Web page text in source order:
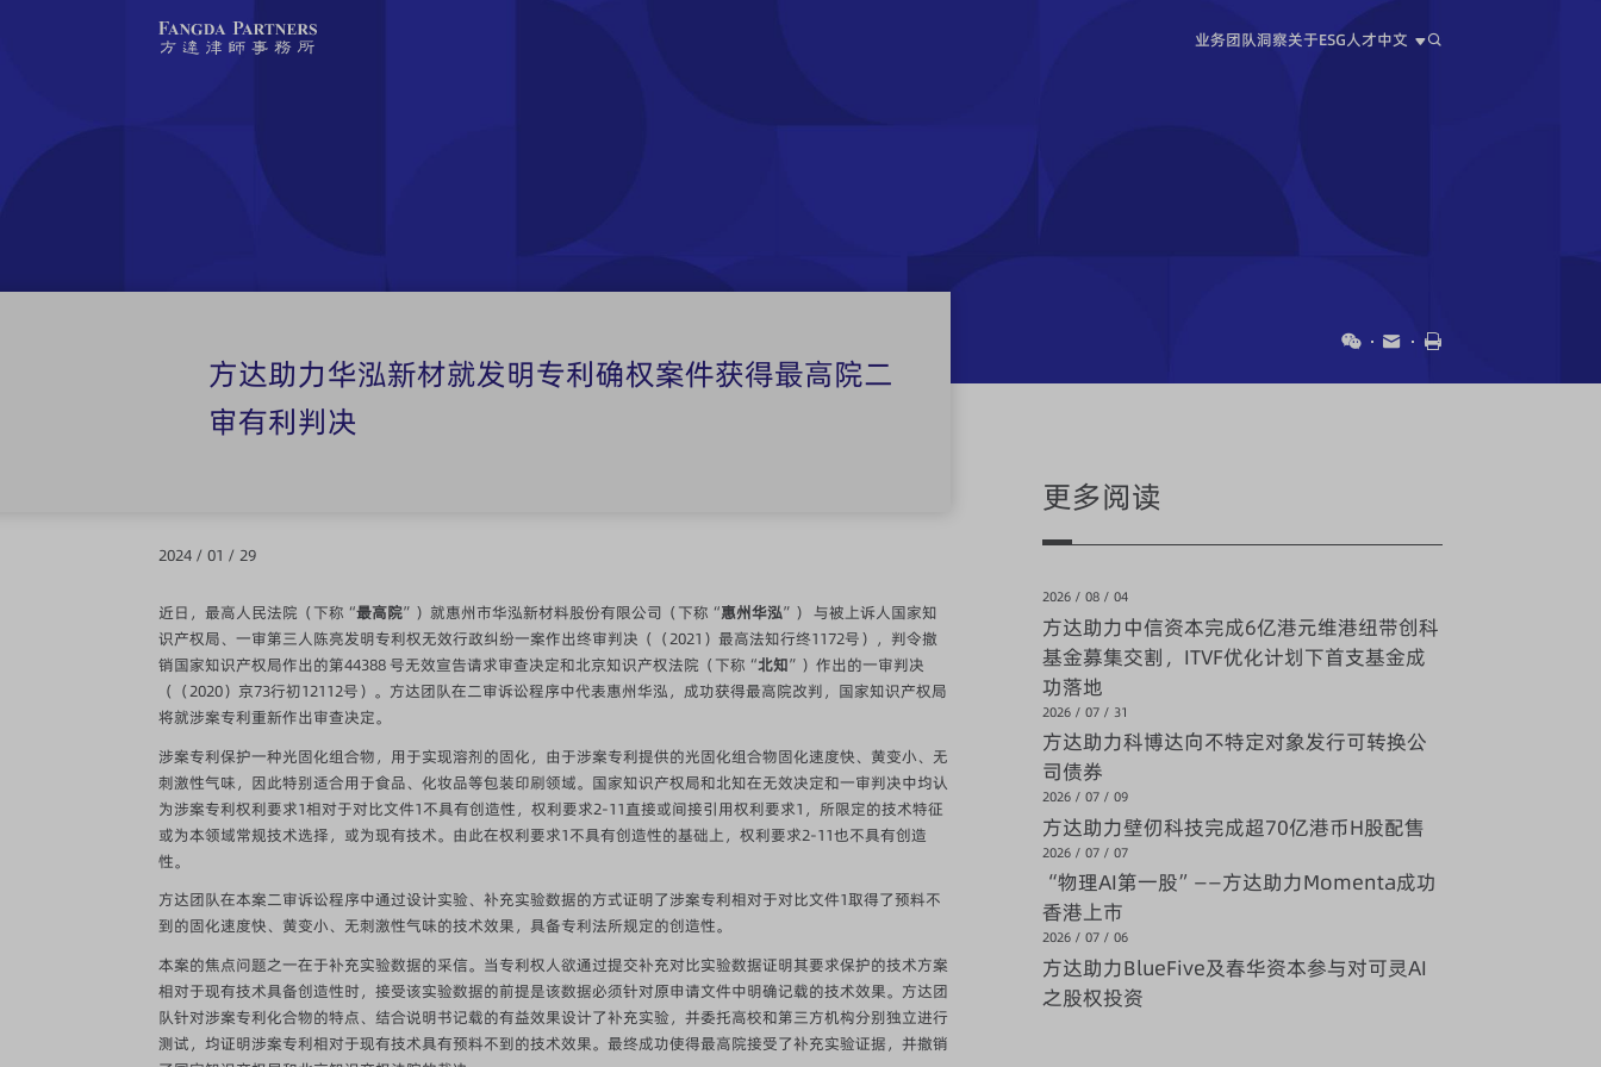
业务团队洞察关于ESG人才中文
方达助力华泓新材就发明专利确权案件获得最高院二
审有利判决
2024 / 01 / 29
近日，最高人民法院（下称“最高院”）就惠州市华泓新材料股份有限公司（下称“惠州华泓”） 与被上诉人国家知
识产权局、一审第三人陈亮发明专利权无效行政纠纷一案作出终审判决（（2021）最高法知行终1172号），判令撤
销国家知识产权局作出的第44388 号无效宣告请求审查决定和北京知识产权法院（下称“北知”）作出的一审判决
（（2020）京73行初12112号）。方达团队在二审诉讼程序中代表惠州华泓，成功获得最高院改判，国家知识产权局
将就涉案专利重新作出审查决定。
涉案专利保护一种光固化组合物，用于实现溶剂的固化，由于涉案专利提供的光固化组合物固化速度快、黄变小、无
刺激性气味，因此特别适合用于食品、化妆品等包装印刷领域。国家知识产权局和北知在无效决定和一审判决中均认
为涉案专利权利要求1相对于对比文件1不具有创造性，权利要求2-11直接或间接引用权利要求1，所限定的技术特征
或为本领域常规技术选择，或为现有技术。由此在权利要求1不具有创造性的基础上，权利要求2-11也不具有创造
性。
方达团队在本案二审诉讼程序中通过设计实验、补充实验数据的方式证明了涉案专利相对于对比文件1取得了预料不
到的固化速度快、黄变小、无刺激性气味的技术效果，具备专利法所规定的创造性。
本案的焦点问题之一在于补充实验数据的采信。当专利权人欲通过提交补充对比实验数据证明其要求保护的技术方案
相对于现有技术具备创造性时，接受该实验数据的前提是该数据必须针对原申请文件中明确记载的技术效果。方达团
队针对涉案专利化合物的特点、结合说明书记载的有益效果设计了补充实验，并委托高校和第三方机构分别独立进行
测试，均证明涉案专利相对于现有技术具有预料不到的技术效果。最终成功使得最高院接受了补充实验证据，并撤销
更多阅读
2026 / 08 / 04
方达助力中信资本完成6亿港元维港纽带创科
基金募集交割，ITVF优化计划下首支基金成
功落地
2026 / 07 / 31
方达助力科博达向不特定对象发行可转换公
司债券
2026 / 07 / 09
方达助力壁仞科技完成超70亿港币H股配售
2026 / 07 / 07
“物理AI第一股”——方达助力Momenta成功
香港上市
2026 / 07 / 06
方达助力BlueFive及春华资本参与对可灵AI
之股权投资